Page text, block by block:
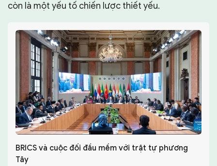
còn là một yếu tố chiến lược thiết yếu.
BRICS và cuộc đối đầu mềm với trật tự phương
Tây